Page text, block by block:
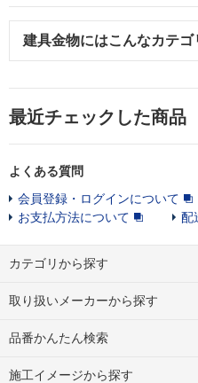
建具金物にはこんなカテゴ
最近チェックした商品
よくある質問
会員登録・ログインについて
お支払方法について
配
カテゴリから探す
取り扱いメーカーから探す
品番かんたん検索
施工イメージから探す